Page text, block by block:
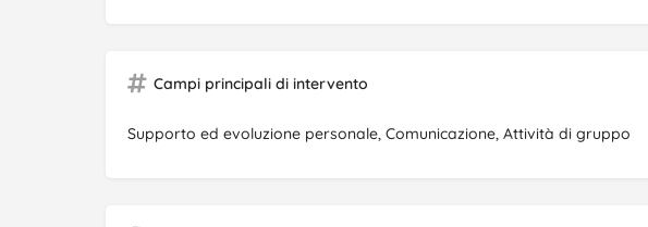
Campi principali di intervento
Supporto ed evoluzione personale, Comunicazione, Attività di gruppo